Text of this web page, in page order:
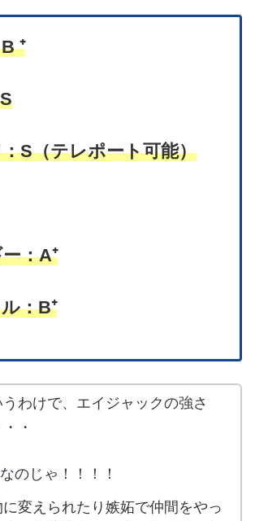
⁺
S（テレポート可能）
：A⁺
：B⁺
うわけで、エイジャックの強さ
・
のじゃ！！！！
変えられたり嫉妬で仲間をやっ